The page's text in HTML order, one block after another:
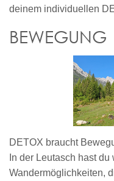
deinem individuellen
BEWEGUNG
DETOX braucht
In der Leutasch hast
Wandermöglichkeiten,